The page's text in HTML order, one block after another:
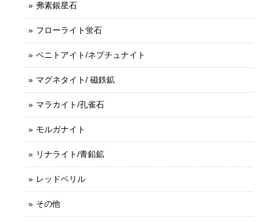
弗素銀星石
フローライト蛍石
ベニトアイト/ネプチュナイト
マグネタイト/ 磁鉄鉱
マラカイト/孔雀石
モルガナイト
リナライト/青鉛鉱
レッドベリル
その他